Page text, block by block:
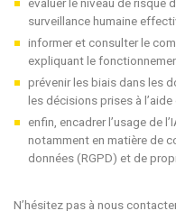
surveillance humaine
informer et consulter le
expliquant le
prévenir les biais dans les
les décisions prises à l’aide
enfin, encadrer l’usage de
notamment en matière de
données (RGPD) et de
N’hésitez pas à nous